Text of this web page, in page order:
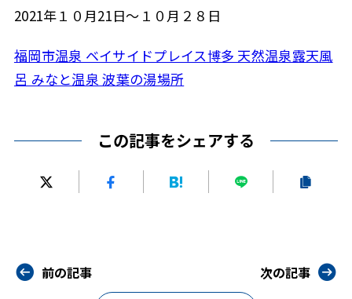
2021年１０月21日～１０月２８日
福岡市温泉 ベイサイドプレイス博多 天然温泉露天風
呂 みなと温泉 波葉の湯場所
この記事をシェアする
前の記事
次の記事